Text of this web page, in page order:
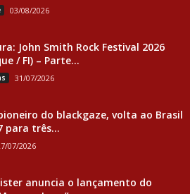
03/08/2026
John Smith Rock Festival 2026
/ FI) – Parte...
31/07/2026
do blackgaze, volta ao Brasil
para três...
07/2026
anuncia o lançamento do